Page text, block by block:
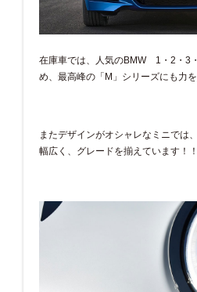
在庫車では、人気のBMW 1・2・3
め、最高峰の「M」シリーズにも力
またデザインがオシャレなミニでは
幅広く、グレードを揃えています！！